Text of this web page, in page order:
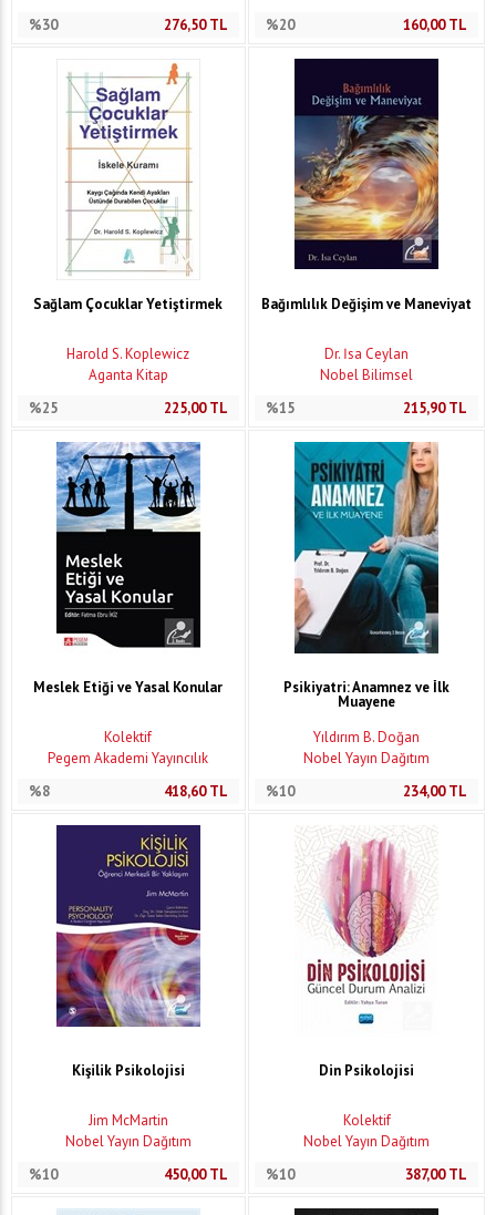
%30
276,50TL
%20
160,00TL
Sağlam Çocuklar Yetiştirmek
Harold S. Koplewicz
Aganta Kitap
%25
225,00TL
Bağımlılık Değişim ve Maneviyat
Dr. İsa Ceylan
Nobel Bilimsel
%15
215,90TL
Meslek Etiği ve Yasal Konular
Kolektif
Pegem Akademi Yayıncılık
%8
418,60TL
Psikiyatri: Anamnez ve İlk
Muayene
Yıldırım B. Doğan
Nobel Yayın Dağıtım
%10
234,00TL
Kişilik Psikolojisi
Jim McMartin
Nobel Yayın Dağıtım
%10
450,00TL
Din Psikolojisi
Kolektif
Nobel Yayın Dağıtım
%10
387,00TL